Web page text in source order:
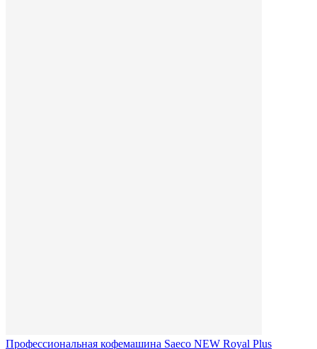
Профессиональная кофемашина Saeco NEW Royal Plus